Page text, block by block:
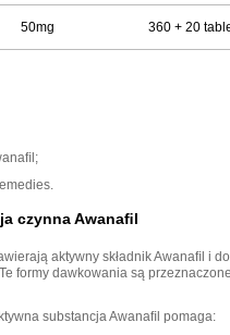
50mg 360 + 20
czynna Awanaﬁl
aktywny składnik Awanaﬁl i
formy dawkowania są
substancja Awanaﬁl pomaga: